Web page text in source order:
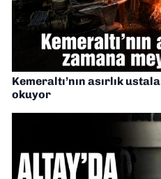
Kemeraltı’nın asırlık
okuyor